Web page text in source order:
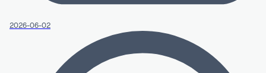
2026-06-02